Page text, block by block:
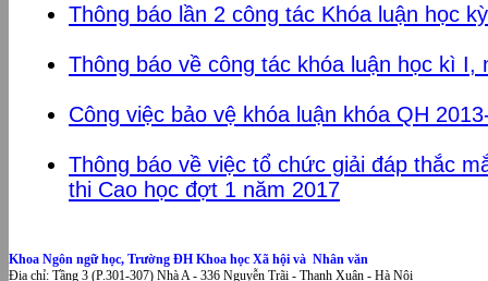
Thông báo lần 2 công tác Khóa luận học
Thông báo về công tác khóa luận học kì I,
Công việc bảo vệ khóa luận khóa QH
Thông báo về việc tổ chức giải đáp thắc
thi Cao học đợt 1 năm 2017
Khoa Ngôn ngữ học, Trường ĐH Khoa học Xã hội và Nhân văn
Địa chỉ: Tầng 3 (P.301-307) Nhà A - 336 Nguyễn Trãi - Thanh Xuân - Hà Nội